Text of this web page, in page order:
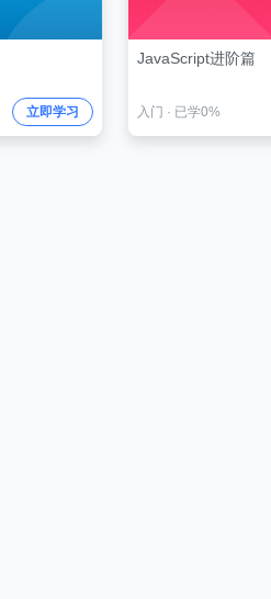
立即学习
JavaScript进阶篇
入门 · 已学0%